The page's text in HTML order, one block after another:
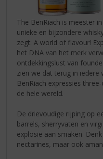
The BenRiach is meester
unieke en bijzondere
zegt: A world of flavour!
het DNA van het merk
ontdekkingslust van
zien we dat terug in iedere
BenRiach expressies
de hele wereld.
De drievoudige rijping op
barrels, sherryvaten en
explosie aan smaken.
nectarines, maar ook